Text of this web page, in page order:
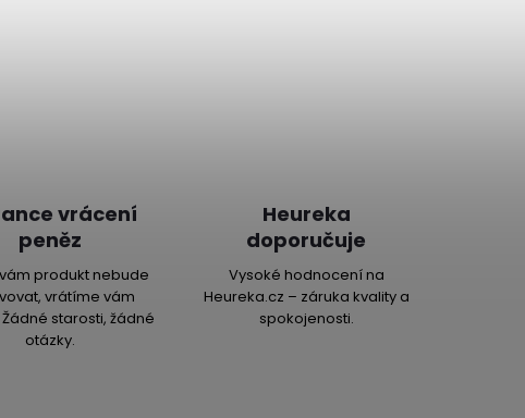
vrácení
peněz
produkt nebude
vrátíme vám
starosti, žádné
otázky.
Heureka
doporučuje
Vysoké hodnocení na
Heureka.cz – záruka kvality a
spokojenosti.